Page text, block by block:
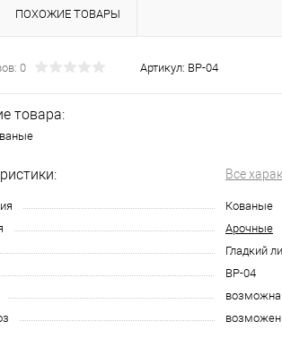
ПОХОЖИЕ ТОВАРЫ
0 Артикул: ВР-04
товара:
Все
Кованые
Арочные
Гладкий
ВР-04
возможна
возможен